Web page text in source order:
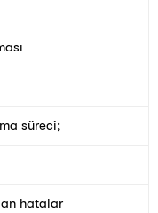
süreci;
hatalar